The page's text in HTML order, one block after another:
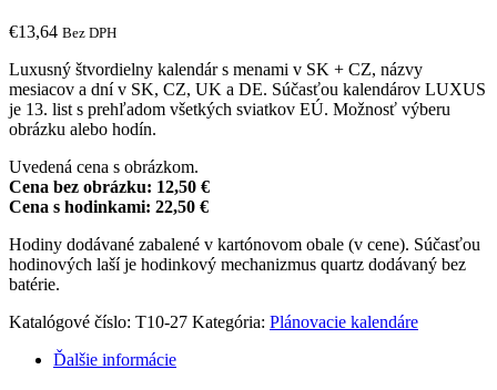
€13,64 Bez DPH
Luxusný štvordielny kalendár s menami v SK + CZ, názvy
mesiacov a dní v SK, CZ, UK a DE. Súčasťou kalendárov LUXUS
je 13. list s prehľadom všetkých sviatkov EÚ. Možnosť výberu
obrázku alebo hodín.
Uvedená cena s obrázkom.
Cena bez obrázku: 12,50 €
Cena s hodinkami: 22,50 €
Hodiny dodávané zabalené v kartónovom obale (v cene). Súčasťou
hodinových laší je hodinkový mechanizmus quartz dodávaný bez
batérie.
Katalógové číslo: T10-27 Kategória: Plánovacie kalendáre
Ďalšie informácie